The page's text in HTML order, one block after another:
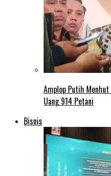
Amplop Putih
Uang 914 Petani
Bisnis